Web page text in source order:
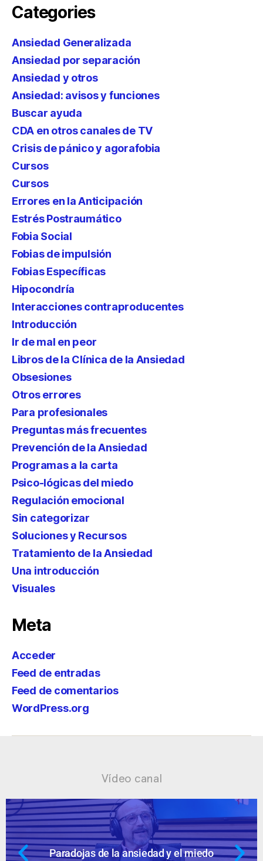
Categories
Ansiedad Generalizada
Ansiedad por separación
Ansiedad y otros
Ansiedad: avisos y funciones
Buscar ayuda
CDA en otros canales de TV
Crisis de pánico y agorafobia
Cursos
Cursos
Errores en la Anticipación
Estrés Postraumático
Fobia Social
Fobias de impulsión
Fobias Específicas
Hipocondría
Interacciones contraproducentes
Introducción
Ir de mal en peor
Libros de la Clínica de la Ansiedad
Obsesiones
Otros errores
Para profesionales
Preguntas más frecuentes
Prevención de la Ansiedad
Programas a la carta
Psico-lógicas del miedo
Regulación emocional
Sin categorizar
Soluciones y Recursos
Tratamiento de la Ansiedad
Una introducción
Visuales
Meta
Acceder
Feed de entradas
Feed de comentarios
WordPress.org
Vídeo canal
y el miedo Ansiedad: supuestos